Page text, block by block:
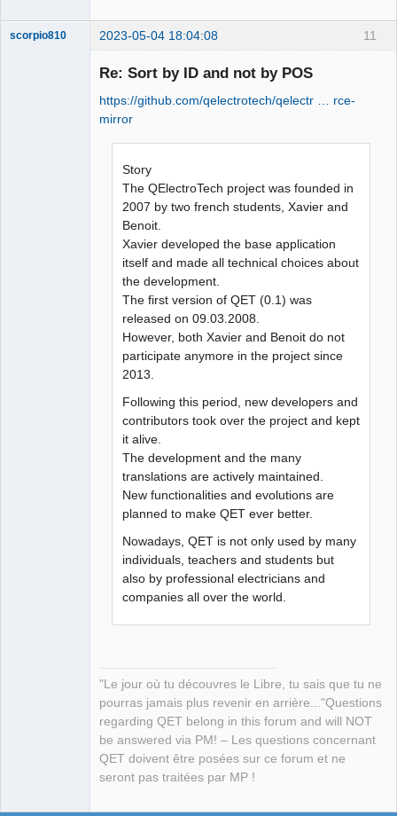
11
scorpio810 2023-05-04 18:04:08
Re: Sort by ID and not by POS
https://github.com/qelectrotech/qelectr … rce-
mirror
Story
The QElectroTech project was founded in
2007 by two french students, Xavier and
Benoit.
Xavier developed the base application
itself and made all technical choices about
the development.
The first version of QET (0.1) was
released on 09.03.2008.
However, both Xavier and Benoit do not
participate anymore in the project since
2013.
Following this period, new developers and
contributors took over the project and kept
it alive.
The development and the many
translations are actively maintained.
New functionalities and evolutions are
planned to make QET ever better.
Nowadays, QET is not only used by many
individuals, teachers and students but
also by professional electricians and
companies all over the world.
"Le jour où tu découvres le Libre, tu sais que tu ne
pourras jamais plus revenir en arrière..."Questions
regarding QET belong in this forum and will NOT
be answered via PM! – Les questions concernant
QET doivent être posées sur ce forum et ne
seront pas traitées par MP !